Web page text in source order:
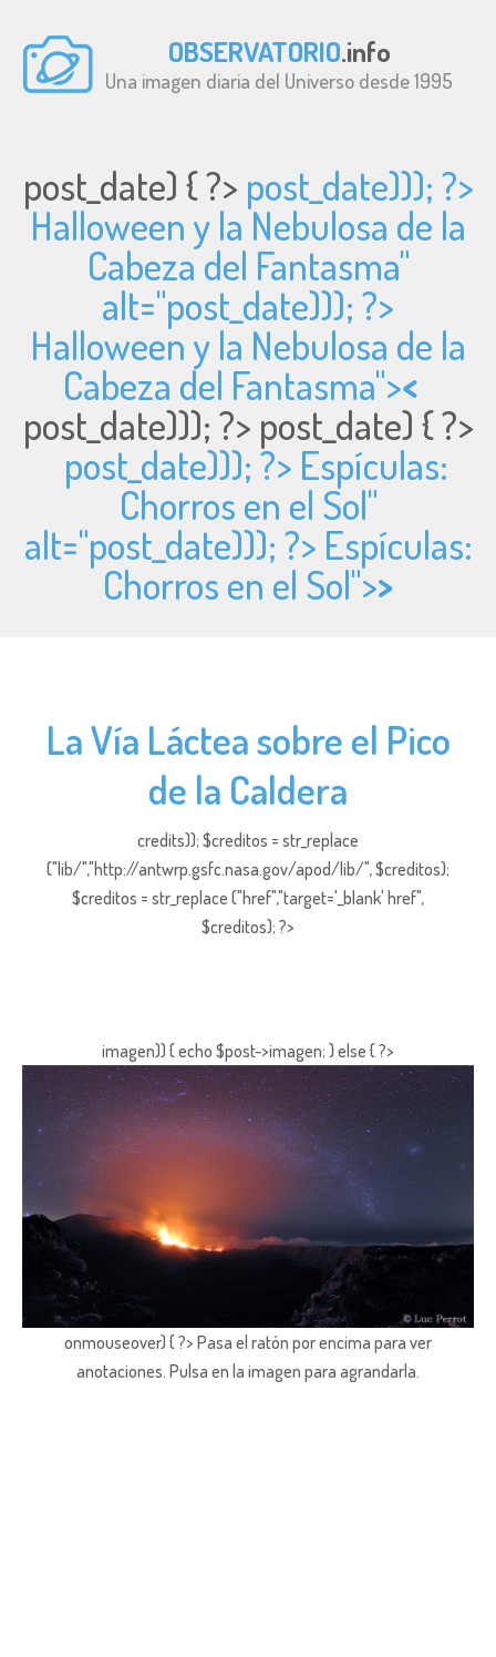
OBSERVATORIO.info
Una imagen diaria del Universo desde 1995
post_date) { ?> post_date))); ?>
Halloween y la Nebulosa de la
Cabeza del Fantasma"
alt="post_date))); ?>
Halloween y la Nebulosa de la
Cabeza del Fantasma"><
post_date))); ?> post_date) { ?>
post_date))); ?> Espículas:
Chorros en el Sol"
alt="post_date))); ?> Espículas:
Chorros en el Sol">>
La Vía Láctea sobre el Pico
de la Caldera
credits)); $creditos = str_replace
("lib/","http://antwrp.gsfc.nasa.gov/apod/lib/", $creditos);
$creditos = str_replace ("href","target='_blank' href",
$creditos); ?>
imagen)) { echo $post->imagen; } else { ?>
onmouseover) { ?> Pasa el ratón por encima para ver
anotaciones. Pulsa en la imagen para agrandarla.